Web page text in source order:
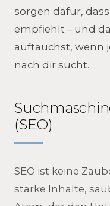
sorgen dafür,
empfiehlt – und
auftauchst, wenn
nach dir sucht.
(SEO)
SEO ist keine
starke Inhalte,